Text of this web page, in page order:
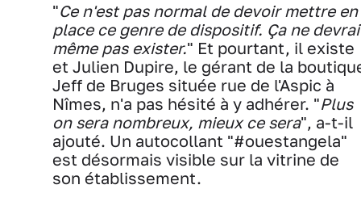
"Ce n'est pas normal de devoir mettre en
place ce genre de dispositif. Ça ne
même pas exister." Et pourtant, il existe
et Julien Dupire, le gérant de la
Jeff de Bruges située rue de l'Aspic à
Nîmes, n'a pas hésité à y adhérer. "Plus
on sera nombreux, mieux ce sera", a-t-il
ajouté. Un autocollant "#ouestangela"
est désormais visible sur la vitrine de
son établissement.